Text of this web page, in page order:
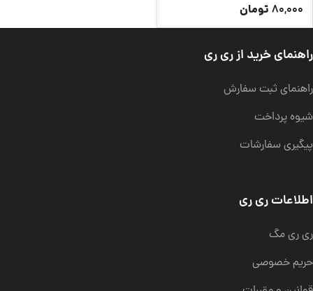
80,000 تومان
راهنمای خرید از ری ری
راهنمای ثبت سفارش
شیوه پرداخت
پیگیری سفارشات
اطلاعات ری ری
ری ری مگ
حریم خصوصی